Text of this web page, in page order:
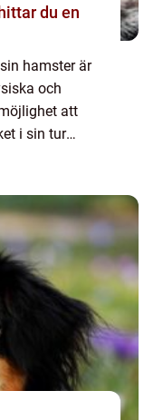
hamster är
och
att
i sin tur